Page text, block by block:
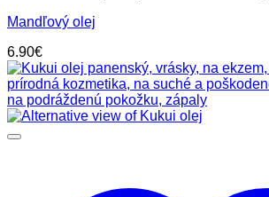
Mandľový olej
6.90€